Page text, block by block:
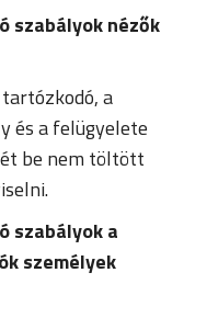
szabályok nézők
a
és a felügyelete
be nem töltött
szabályok a
személyek